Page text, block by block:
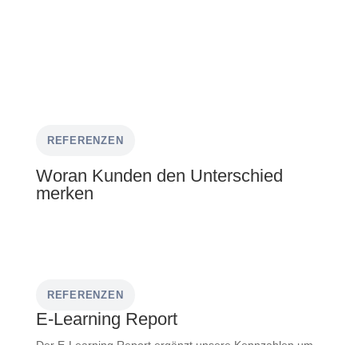
REFERENZEN
Woran Kunden den Unterschied
merken
REFERENZEN
E-Learning Report